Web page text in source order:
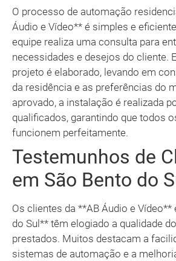
O processo de automação
Áudio e Vídeo** é simples e
equipe realiza uma consulta para
necessidades e desejos do cliente.
projeto é elaborado, levando em
da residência e as preferências do
aprovado, a instalação é realizada
qualificados, garantindo que todos
funcionem perfeitamente.
Testemunhos de
em São Bento do
Os clientes da **AB Áudio e Vídeo**
do Sul** têm elogiado a qualidade
prestados. Muitos destacam a
sistemas de automação e a